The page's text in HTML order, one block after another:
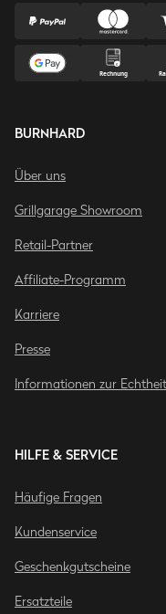
BURNHARD
Über uns
Grillgarage Showroom
Retail-Partner
Affiliate-Programm
Karriere
Presse
Informationen zur
HILFE & SERVICE
Häufige Fragen
Kundenservice
Geschenkgutscheine
Ersatzteile